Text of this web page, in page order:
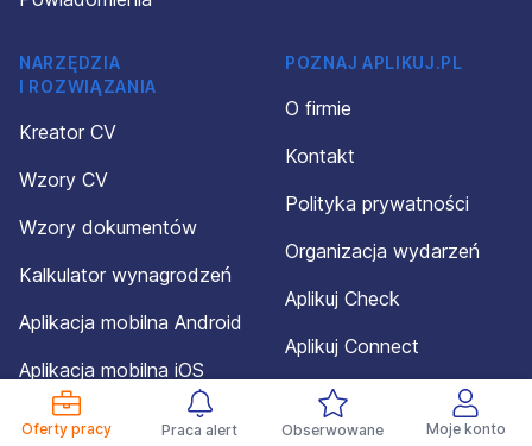
Oferty pracy Praca alert Obserwowane Moje konto
NARZĘDZIA
I ROZWIĄZANIA
Kreator CV
Wzory CV
Wzory dokumentów
Kalkulator wynagrodzeń
Aplikacja mobilna Android
Aplikacja mobilna iOS
POZNAJ APLIKUJ.PL
O firmie
Kontakt
Polityka prywatności
Organizacja wydarzeń
Aplikuj Check
Aplikuj Connect
Dotacja
Mapa serwisu